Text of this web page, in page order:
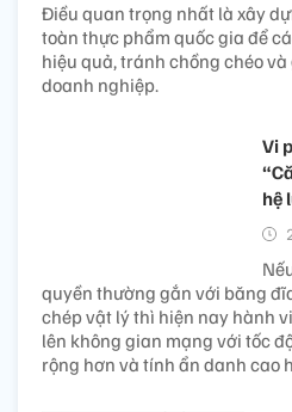
Điều quan trọng nhất là xây
toàn thực phẩm quốc gia để
hiệu quả, tránh chồng chéo
doanh nghiệp.
Vi
hệ
quyền thường gắn với băng
chép vật lý thì hiện nay hành
lên không gian mạng với tốc
rộng hơn và tính ẩn danh cao